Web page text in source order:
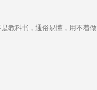
教科书，通俗易懂，用不着做